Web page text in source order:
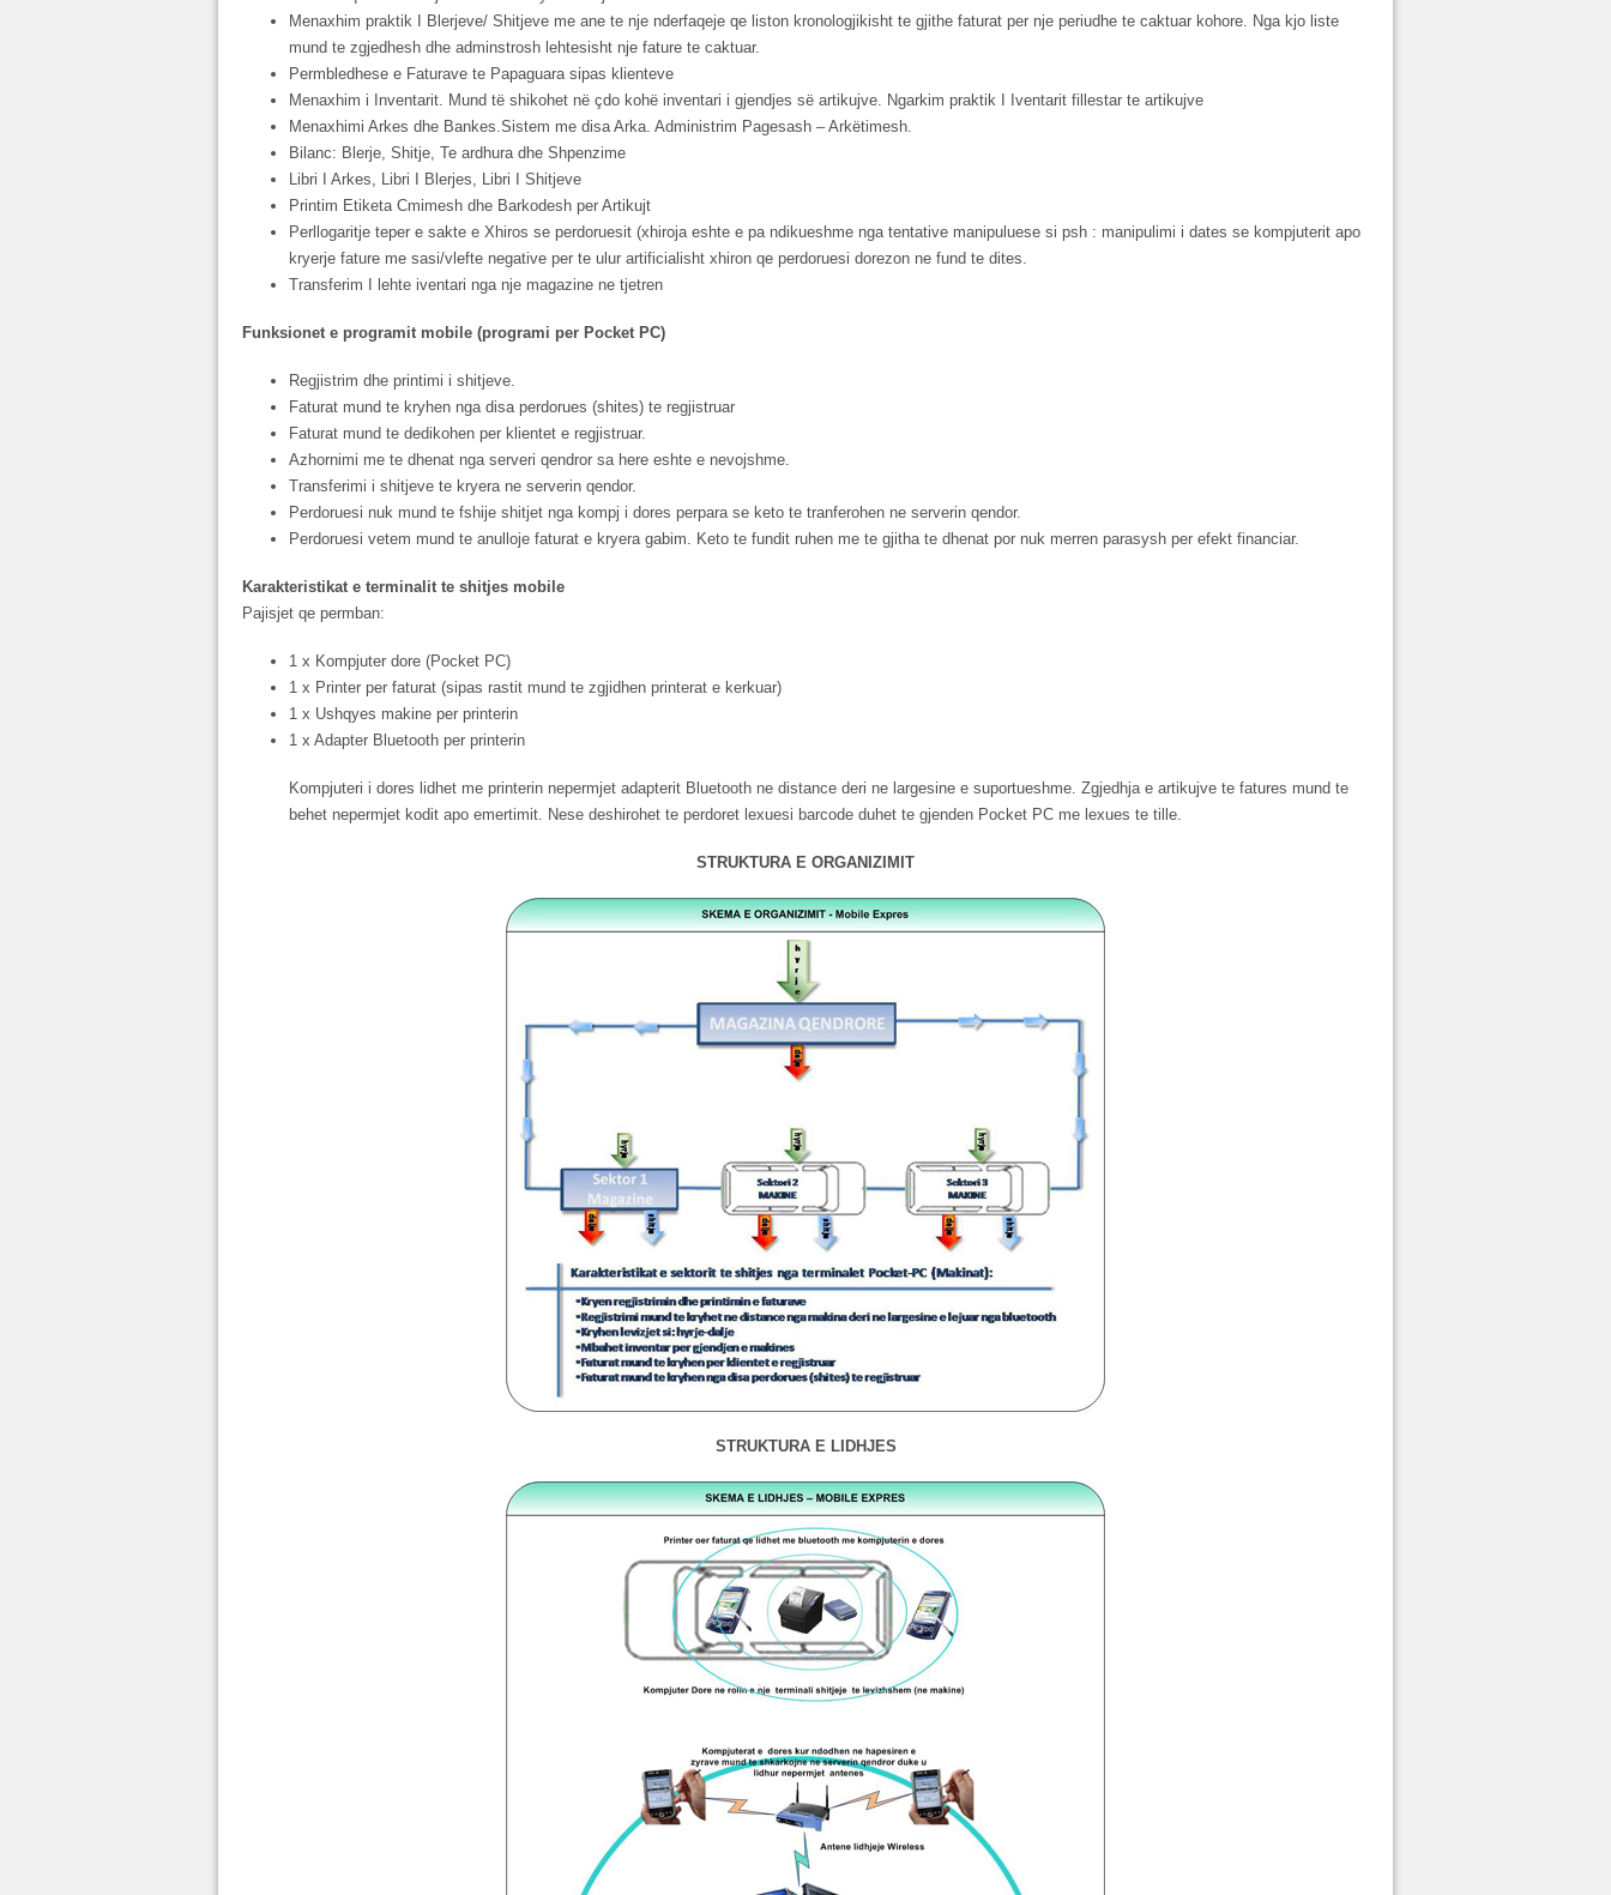
Menaxhim praktik I Blerjeve/ Shitjeve me ane te nje nderfaqeje qe liston kronologjikisht te gjithe faturat per nje periudhe te caktuar kohore. Nga kjo liste
mund te zgjedhesh dhe adminstrosh lehtesisht nje fature te caktuar.
Permbledhese e Faturave te Papaguara sipas klienteve
Menaxhim i Inventarit. Mund të shikohet në çdo kohë inventari i gjendjes së artikujve. Ngarkim praktik I Iventarit fillestar te artikujve
Menaxhimi Arkes dhe Bankes.Sistem me disa Arka. Administrim Pagesash – Arkëtimesh.
Bilanc: Blerje, Shitje, Te ardhura dhe Shpenzime
Libri I Arkes, Libri I Blerjes, Libri I Shitjeve
Printim Etiketa Cmimesh dhe Barkodesh per Artikujt
Perllogaritje teper e sakte e Xhiros se perdoruesit (xhiroja eshte e pa ndikueshme nga tentative manipuluese si psh : manipulimi i dates se kompjuterit apo
kryerje fature me sasi/vlefte negative per te ulur artificialisht xhiron qe perdoruesi dorezon ne fund te dites.
Transferim I lehte iventari nga nje magazine ne tjetren
Funksionet e programit mobile (programi per Pocket PC)
Regjistrim dhe printimi i shitjeve.
Faturat mund te kryhen nga disa perdorues (shites) te regjistruar
Faturat mund te dedikohen per klientet e regjistruar.
Azhornimi me te dhenat nga serveri qendror sa here eshte e nevojshme.
Transferimi i shitjeve te kryera ne serverin qendor.
Perdoruesi nuk mund te fshije shitjet nga kompj i dores perpara se keto te tranferohen ne serverin qendor.
Perdoruesi vetem mund te anulloje faturat e kryera gabim. Keto te fundit ruhen me te gjitha te dhenat por nuk merren parasysh per efekt financiar.
Karakteristikat e terminalit te shitjes mobile
Pajisjet qe permban:
1 x Kompjuter dore (Pocket PC)
1 x Printer per faturat (sipas rastit mund te zgjidhen printerat e kerkuar)
1 x Ushqyes makine per printerin
1 x Adapter Bluetooth per printerin
Kompjuteri i dores lidhet me printerin nepermjet adapterit Bluetooth ne distance deri ne largesine e suportueshme. Zgjedhja e artikujve te fatures mund te
behet nepermjet kodit apo emertimit. Nese deshirohet te perdoret lexuesi barcode duhet te gjenden Pocket PC me lexues te tille.
STRUKTURA E ORGANIZIMIT
STRUKTURA E LIDHJES